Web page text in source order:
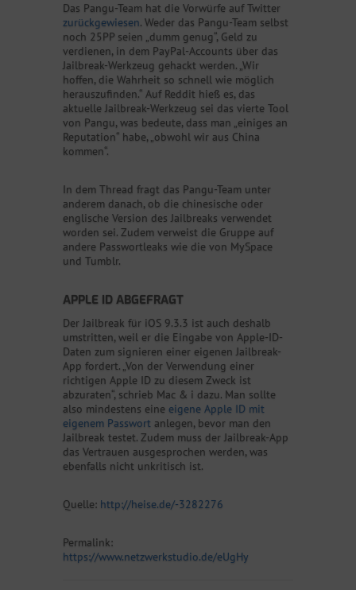
Das Pangu-Team hat die Vorwürfe auf Twitter
zurückgewiesen. Weder das Pangu-Team selbst
noch 25PP seien „dumm genug“, Geld zu
verdienen, in dem PayPal-Accounts über das
Jailbreak-Werkzeug gehackt werden. „Wir
hoffen, die Wahrheit so schnell wie möglich
herauszufinden.“ Auf Reddit hieß es, das
aktuelle Jailbreak-Werkzeug sei das vierte Tool
von Pangu, was bedeute, dass man „einiges an
Reputation“ habe, „obwohl wir aus China
kommen“.
In dem Thread fragt das Pangu-Team unter
anderem danach, ob die chinesische oder
englische Version des Jailbreaks verwendet
worden sei. Zudem verweist die Gruppe auf
andere Passwortleaks wie die von MySpace
und Tumblr.
APPLE ID ABGEFRAGT
Der Jailbreak für iOS 9.3.3 ist auch deshalb
umstritten, weil er die Eingabe von Apple-ID-
Daten zum signieren einer eigenen Jailbreak-
App fordert. „Von der Verwendung einer
richtigen Apple ID zu diesem Zweck ist
abzuraten“, schrieb Mac & i dazu. Man sollte
also mindestens eine eigene Apple ID mit
eigenem Passwort anlegen, bevor man den
Jailbreak testet. Zudem muss der Jailbreak-App
das Vertrauen ausgesprochen werden, was
ebenfalls nicht unkritisch ist.
Quelle: http://heise.de/-3282276
Permalink:
https://www.netzwerkstudio.de/eUgHy